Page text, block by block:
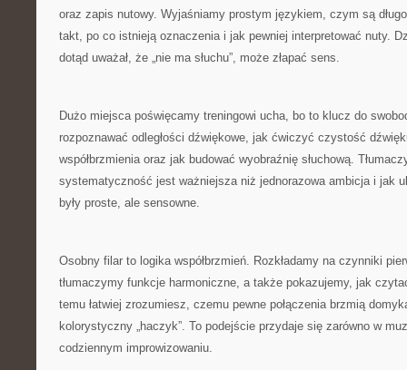
oraz zapis nutowy. Wyjaśniamy prostym językiem, czym są
takt, po co istnieją oznaczenia i jak pewniej interpretować nuty.
dotąd uważał, że „nie ma słuchu”, może złapać sens.
Dużo miejsca poświęcamy treningowi ucha, bo to klucz do
rozpoznawać odległości dźwiękowe, jak ćwiczyć czystość
współbrzmienia oraz jak budować wyobraźnię słuchową.
systematyczność jest ważniejsza niż jednorazowa ambicja i jak
były proste, ale sensowne.
Osobny filar to logika współbrzmień. Rozkładamy na czynniki
tłumaczymy funkcje harmoniczne, a także pokazujemy, jak
temu łatwiej zrozumiesz, czemu pewne połączenia brzmią
kolorystyczny „haczyk”. To podejście przydaje się zarówno w
codziennym improwizowaniu.